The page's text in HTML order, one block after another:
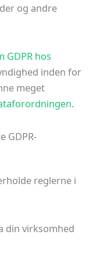
og andre
GDPR hos
inden for
meget
.
GDPR-
reglerne i
din virksomhed